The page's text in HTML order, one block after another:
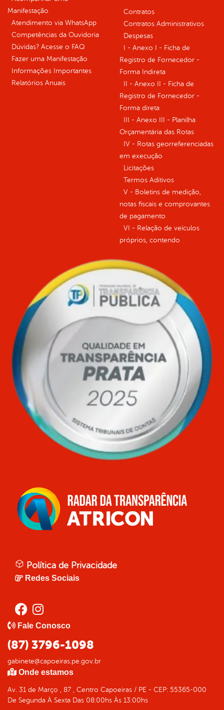
Manifestação
Atendimento via WhatsApp
Competências da Ouvidoria
Dúvidas? Acesse o FAQ
Fazer uma Manifestação
Informações Importantes
Relatórios Anuais
Contratos
Contratos Administrativos
Despesas
I - Anexo I - Ficha de
Registro de Fornecedor -
Forma Indireta
II - Anexo II - Ficha de
Registro de Fornecedor -
Forma direta
III - Anexo III - Planilha
Orçamentária das Rotas
IV - Rotas georreferenciadas
em execução
Licitações
Termos Aditivos
V - Boletins de medição,
notas fiscais e comprovantes
de pagamento
VI - Relação de veículos
próprios, contendo
Política de Privacidade
Redes Sociais
Fale Conosco
(87) 3796-1098
gabinete@capoeiras.pe.gov.br
Onde estamos
Av. 31 de Março , 87 , Centro Capoeiras / PE - CEP: 55365-000
De Segunda À Sexta Das 08:00hs Às 13:00hs